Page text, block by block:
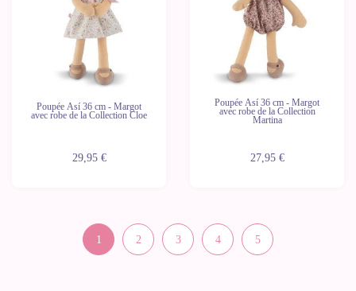
Poupée Así 36 cm - Margot
avec robe de la Collection Cloe
29,95 €
Poupée Así 36 cm - Margot
avec robe de la Collection
Martina
27,95 €
1 2 3 4 5